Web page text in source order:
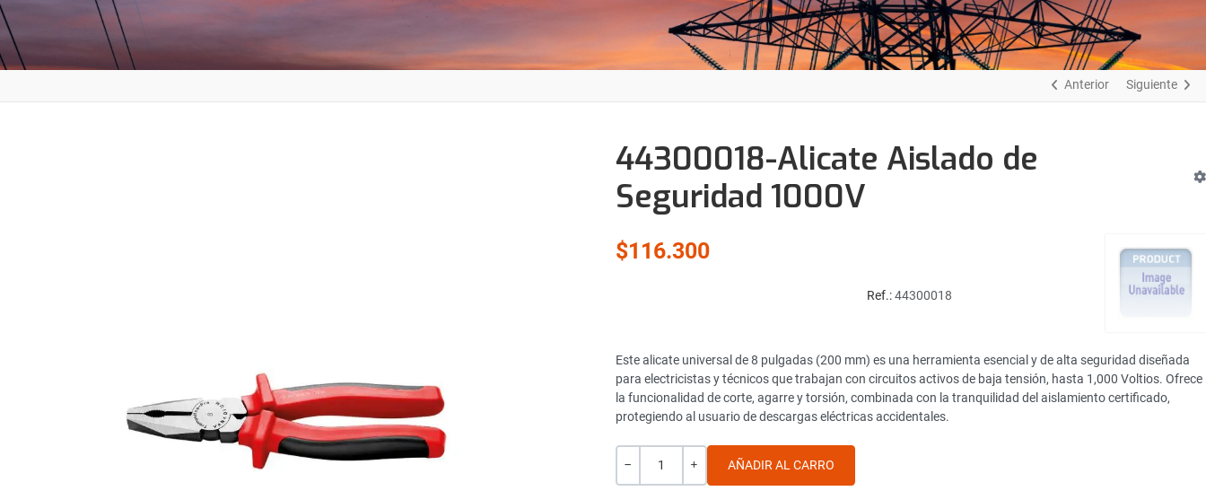
Anterior Siguiente
44300018-Alicate Aislado de
Seguridad 1000V
$116.300
Ref.:44300018
Este alicate universal de 8 pulgadas (200 mm) es una herramienta esencial y de alta seguridad diseñada
para electricistas y técnicos que trabajan con circuitos activos de baja tensión, hasta 1,000 Voltios. Ofrece
la funcionalidad de corte, agarre y torsión, combinada con la tranquilidad del aislamiento certificado,
protegiendo al usuario de descargas eléctricas accidentales.
Cantidad